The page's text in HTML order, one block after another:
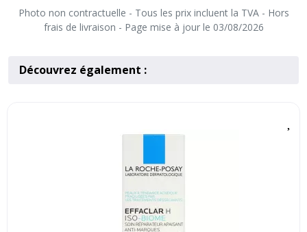
Photo non contractuelle - Tous les prix incluent la TVA - Hors
frais de livraison - Page mise à jour le 03/08/2026
Découvrez également :